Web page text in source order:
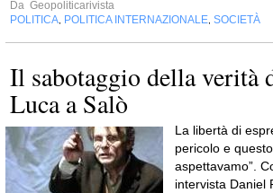
Da Geopoliticarivista
POLITICA POLITICA INTERNAZIONALE SOCIETÀ
Il sabotaggio della verità
Luca a Salò
La libertà di
pericolo e
aspettavamo”.
intervista Daniel